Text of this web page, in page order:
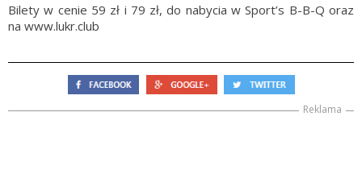
Bilety w cenie 59 zł i 79 zł, do nabycia w Sport’s B-B-Q oraz
na www.lukr.club
Reklama